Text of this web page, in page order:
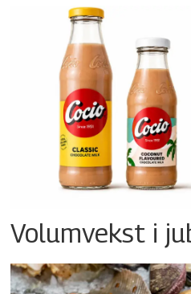
Volumvekst i